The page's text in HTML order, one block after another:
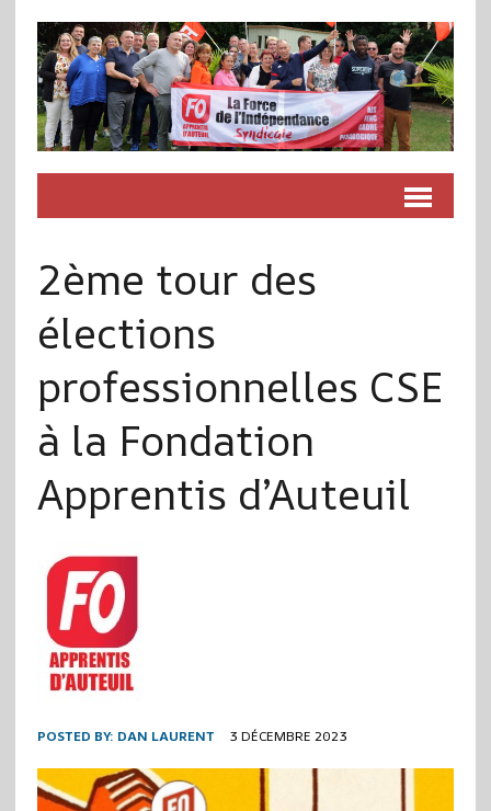
2ème tour des
élections
professionnelles CSE
à la Fondation
Apprentis d’Auteuil
POSTED BY: DAN LAURENT 3 DÉCEMBRE 2023